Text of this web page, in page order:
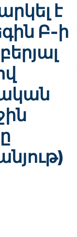
է
Բ-ի